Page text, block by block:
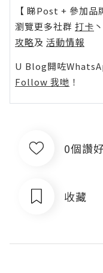
【 睇Post + 參加品
瀏覽更多社群 打卡 丶
攻略及 活動情報
U Blog開咗
Follow 我哋 ！
0個讚
收藏